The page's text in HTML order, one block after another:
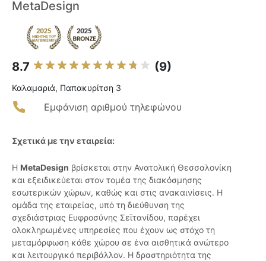
MetaDesign
8.7 (9)
Καλαμαριά, Παπακυρίτση 3
Εμφάνιση αριθμού τηλεφώνου
Σχετικά με την εταιρεία:
Η MetaDesign βρίσκεται στην Ανατολική Θεσσαλονίκη
και εξειδικεύεται στον τομέα της διακόσμησης
εσωτερικών χώρων, καθώς και στις ανακαινίσεις. Η
ομάδα της εταιρείας, υπό τη διεύθυνση της
σχεδιάστριας Ευφροσύνης Σεϊτανίδου, παρέχει
ολοκληρωμένες υπηρεσίες που έχουν ως στόχο τη
μεταμόρφωση κάθε χώρου σε ένα αισθητικά ανώτερο
και λειτουργικό περιβάλλον. Η δραστηριότητα της